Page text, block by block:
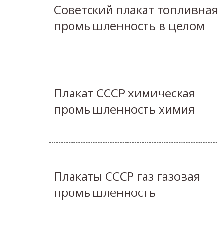
Советский плакат топливная
промышленность в целом
Плакат СССР химическая
промышленность химия
Плакаты СССР газ газовая
промышленность